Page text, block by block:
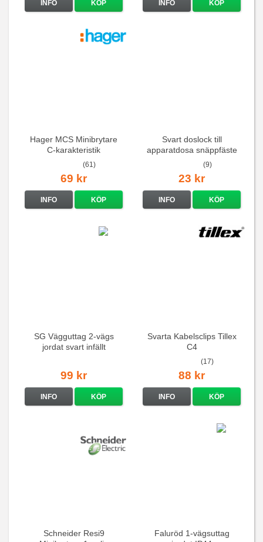
INFO KÖP INFO KÖP
Hager MCS Minibrytare
C-karakteristik
QuickConnect
(61)
69 kr
INFO KÖP
Svart doslock till
apparatdosa snäppfäste
(9)
23 kr
INFO KÖP
SG Vägguttag 2-vägs
jordat svart infällt
99 kr
INFO KÖP
Svarta Kabelsclips Tillex
C4
(17)
88 kr
INFO KÖP
Schneider Resi9
Faluröd 1-vägsuttag